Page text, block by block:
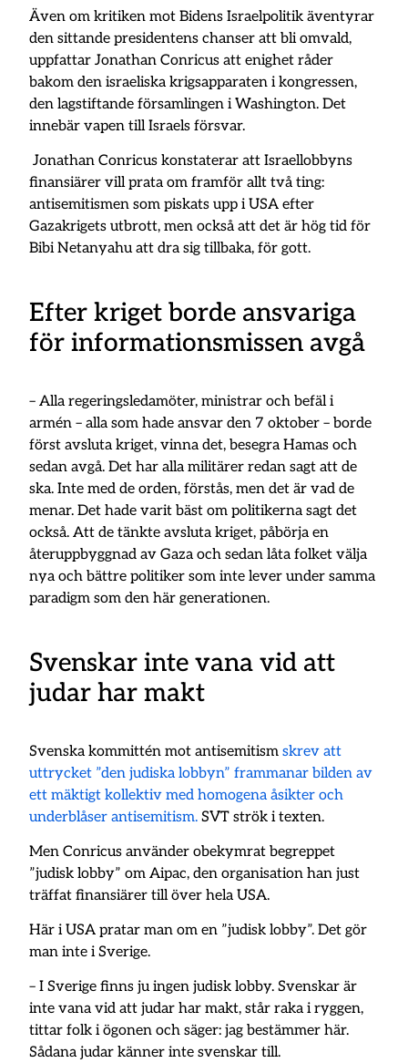
Även om kritiken mot Bidens Israelpolitik äventyrar
den sittande presidentens chanser att bli omvald,
uppfattar Jonathan Conricus att enighet råder
bakom den israeliska krigsapparaten i kongressen,
den lagstiftande församlingen i Washington. Det
innebär vapen till Israels försvar.
Jonathan Conricus konstaterar att Israellobbyns
finansiärer vill prata om framför allt två ting:
antisemitismen som piskats upp i USA efter
Gazakrigets utbrott, men också att det är hög tid för
Bibi Netanyahu att dra sig tillbaka, för gott.
Efter kriget borde ansvariga
för informationsmissen avgå
– Alla regeringsledamöter, ministrar och befäl i
armén – alla som hade ansvar den 7 oktober – borde
först avsluta kriget, vinna det, besegra Hamas och
sedan avgå. Det har alla militärer redan sagt att de
ska. Inte med de orden, förstås, men det är vad de
menar. Det hade varit bäst om politikerna sagt det
också. Att de tänkte avsluta kriget, påbörja en
återuppbyggnad av Gaza och sedan låta folket välja
nya och bättre politiker som inte lever under samma
paradigm som den här generationen.
Svenskar inte vana vid att
judar har makt
Svenska kommittén mot antisemitismskrev att
uttrycket ”den judiska lobbyn” frammanar bilden av
ett mäktigt kollektiv med homogena åsikter och
underblåser antisemitism. SVT strök i texten.
Men Conricus använder obekymrat begreppet
”judisk lobby” om Aipac, den organisation han just
träffat finansiärer till över hela USA.
Här i USA pratar man om en ”judisk lobby”. Det gör
man inte i Sverige.
– I Sverige finns ju ingen judisk lobby. Svenskar är
inte vana vid att judar har makt, står raka i ryggen,
tittar folk i ögonen och säger: jag bestämmer här.
Sådana judar känner inte svenskar till.